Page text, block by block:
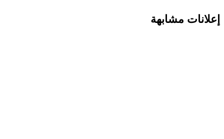
إعلانات مشابهة